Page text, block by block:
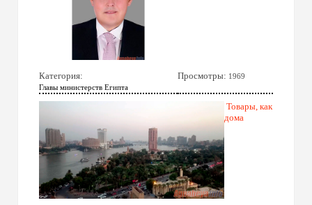
Категория:
Главы министерств Египта
Просмотры: 1969
Товары, как
дома